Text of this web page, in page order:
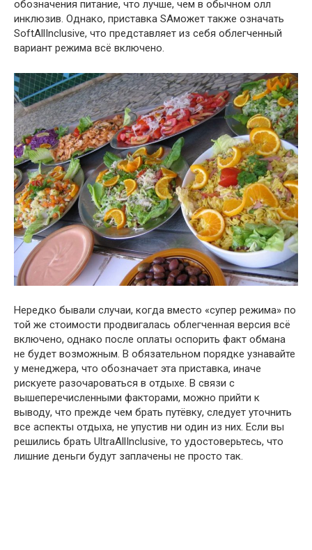
обозначения питание, что лучше, чем в обычном олл
инклюзив. Однако, приставка SAможет также означать
SoftAllInclusive, что представляет из себя облегченный
вариант режима всё включено.
Нередко бывали случаи, когда вместо «супер режима» по
той же стоимости продвигалась облегченная версия всё
включено, однако после оплаты оспорить факт обмана
не будет возможным. В обязательном порядке узнавайте
у менеджера, что обозначает эта приставка, иначе
рискуете разочароваться в отдыхе. В связи с
вышеперечисленными факторами, можно прийти к
выводу, что прежде чем брать путёвку, следует уточнить
все аспекты отдыха, не упустив ни один из них. Если вы
решились брать UltraAllInclusive, то удостоверьтесь, что
лишние деньги будут заплачены не просто так.